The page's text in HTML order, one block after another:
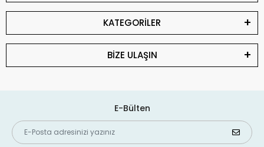
KATEGORİLER
BİZE ULAŞIN
E-Bülten